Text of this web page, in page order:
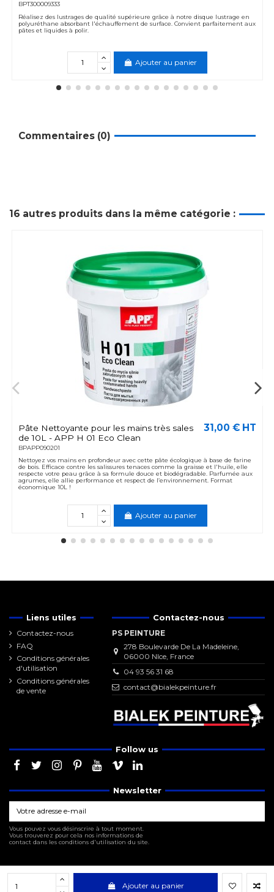
Ajouter au panier
BPT300009333
Réalisez des lustrages de qualité supérieure grâce à notre disque lustrage en
polyuréthane absorbant l'échauffement de surface. Convient parfaitement aux
pâtes et liquides à polir.
Ajouter au panier
Commentaires (0)
16 autres produits dans la même catégorie :
Pâte Nettoyante pour les mains très sales
de 10L - APP H 01 Eco Clean
BPAPP090201
31,00 € HT
Nettoyez vos mains en profondeur avec cette pâte écologique à base de farine
de bois. Efficace contre les salissures tenaces comme la graisse et l'huile, elle
respecte votre peau grâce à sa formule douce et biodégradable. Parfumée aux
agrumes, elle allie performance et respect de l’environnement. Format
économique 10L !
Ajouter au panier
Liens utiles
Contactez-nous
FAQ
Conditions générales
d'utilisation
Conditions générales
de vente
Contactez-nous
PS PEINTURE
278 Boulevarde De La Madeleine,
06000 NIce, France
04 93 56 31 68
contact@bialekpeinture.fr
Follow us
Newsletter
Vous pouvez vous désinscrire à tout moment.
Vous trouverez pour cela nos informations de
contact dans les conditions d'utilisation du site.